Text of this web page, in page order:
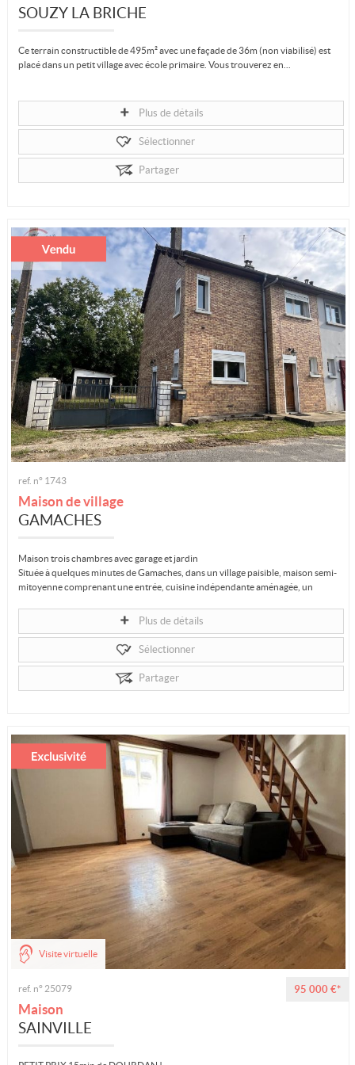
SOUZY LA BRICHE
Ce terrain constructible de 495m² avec une façade de 36m (non viabilisé) est
placé dans un petit village avec école primaire. Vous trouverez en...
Plus de détails
Sélectionner
Partager
ref. n° 1743
Maison de village
GAMACHES
Maison trois chambres avec garage et jardin
Située à quelques minutes de Gamaches, dans un village paisible, maison semi-
mitoyenne comprenant une entrée, cuisine indépendante aménagée, un
Plus de détails
Sélectionner
Partager
Visite virtuelle
95 000 €*
ref. n° 25079
Maison
SAINVILLE